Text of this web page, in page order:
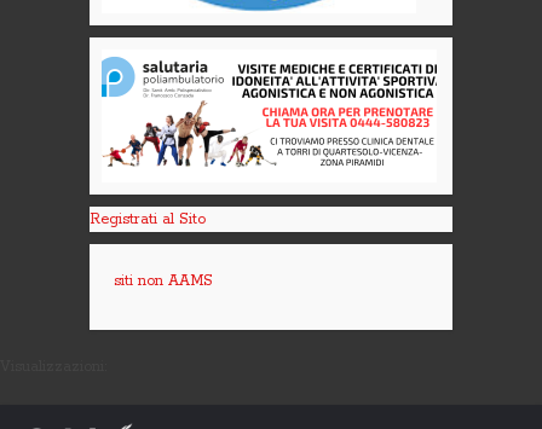
Registrati al Sito
siti non AAMS